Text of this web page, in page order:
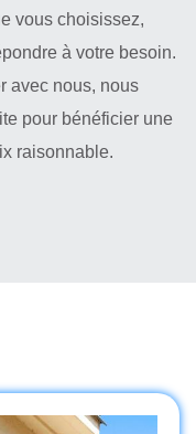
vous choisissez,
à votre besoin.
avec nous, nous
pour bénéficier une
raisonnable.